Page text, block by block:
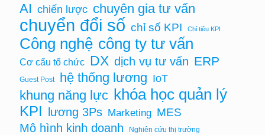
AI chiến lược chuyên gia tư vấn
chuyển đổi số chỉ số KPI Chỉ tiêu KPI
Công nghệ công ty tư vấn
Cơ cấu tổ chức DX dịch vụ tư vấn ERP
Guest Post hệ thống lương IoT
khung năng lực khóa học quản lý
KPI lương 3Ps Marketing MES
Mô hình kinh doanh
Nghiên cứu thị trường